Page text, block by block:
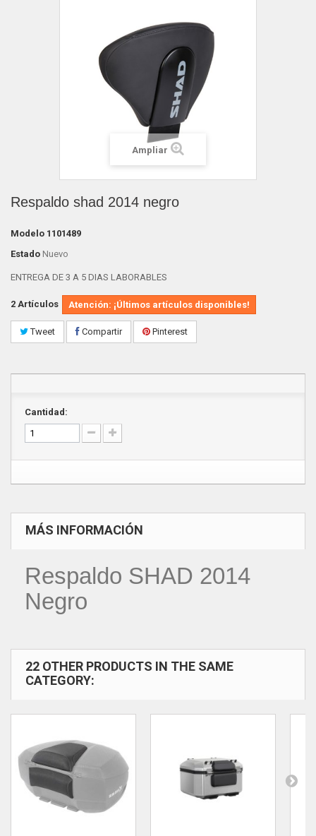
Ampliar
Respaldo shad 2014 negro
Modelo 1101489
Estado Nuevo
ENTREGA DE 3 A 5 DIAS LABORABLES
2 Artículos Atención: ¡Últimos artículos disponibles!
Tweet Compartir Pinterest
Cantidad:
MÁS INFORMACIÓN
Respaldo SHAD 2014
Negro
22 OTHER PRODUCTS IN THE SAME
CATEGORY: